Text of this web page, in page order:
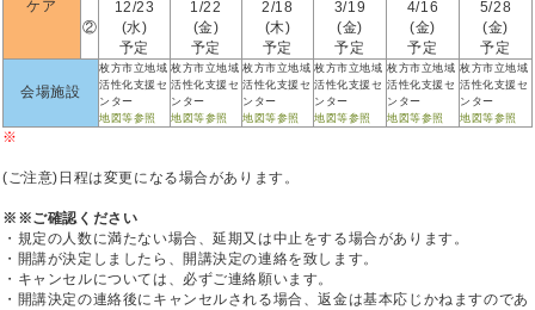
ケア
②
12/23
(水)
予定
1/22
(金)
予定
2/18
(木)
予定
3/19
(金)
予定
4/16
(金)
予定
5/28
(金)
予定
会場施設
枚方市立地域
活性化支援セ
ンター
地図等参照
枚方市立地域
活性化支援セ
ンター
地図等参照
枚方市立地域
活性化支援セ
ンター
地図等参照
枚方市立地域
活性化支援セ
ンター
地図等参照
枚方市立地域
活性化支援セ
ンター
地図等参照
枚方市立地域
活性化支援セ
ンター
地図等参照
※
(ご注意)日程は変更になる場合があります。
※※ご確認ください
・規定の人数に満たない場合、延期又は中止をする場合があります。
・開講が決定しましたら、開講決定の連絡を致します。
・キャンセルについては、必ずご連絡願います。
・開講決定の連絡後にキャンセルされる場合、返金は基本応じかねますのであ